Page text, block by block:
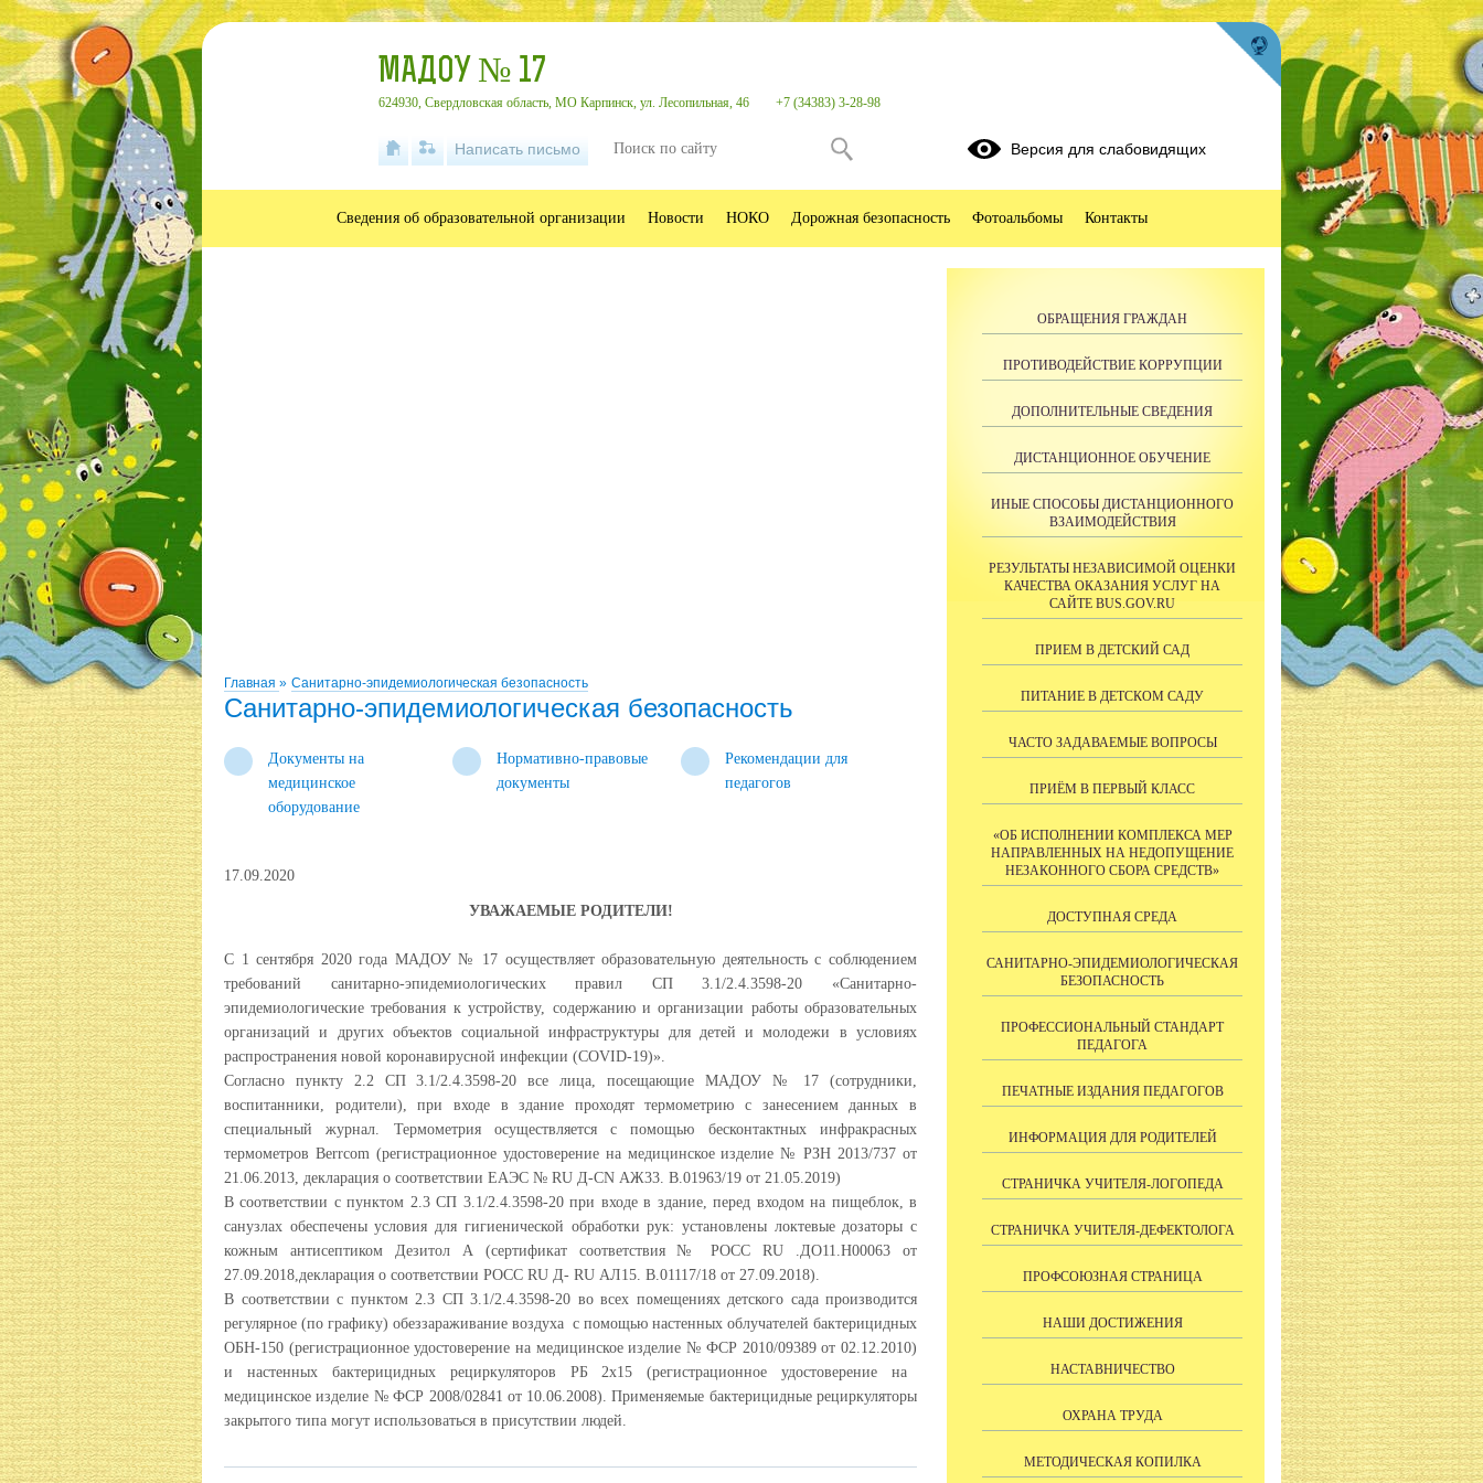
Главная » Санитарно-эпидемиологическая безопасность
Санитарно-эпидемиологическая безопасность
Документы на
медицинское
оборудование
Нормативно-правовые
документы
Рекомендации для
педагогов
17.09.2020
УВАЖАЕМЫЕ РОДИТЕЛИ!
С 1 сентября 2020 года МАДОУ № 17 осуществляет образовательную деятельность с соблюдением
требований санитарно-эпидемиологических правил СП 3.1/2.4.3598-20 «Санитарно-
эпидемиологические требования к устройству, содержанию и организации работы образовательных
организаций и других объектов социальной инфраструктуры для детей и молодежи в условиях
распространения новой коронавирусной инфекции (COVID-19)».
Согласно пункту 2.2 СП 3.1/2.4.3598-20 все лица, посещающие МАДОУ № 17 (сотрудники,
воспитанники, родители), при входе в здание проходят термометрию с занесением данных в
специальный журнал. Термометрия осуществляется с помощью бесконтактных инфракрасных
термометров Berrcom (регистрационное удостоверение на медицинское изделие № РЗН 2013/737 от
21.06.2013, декларация о соответствии ЕАЭС № RU Д-CN АЖ33. В.01963/19 от 21.05.2019)
В соответствии с пунктом 2.3 СП 3.1/2.4.3598-20 при входе в здание, перед входом на пищеблок, в
санузлах обеспечены условия для гигиенической обработки рук: установлены локтевые дозаторы с
кожным антисептиком Дезитол А (сертификат соответствия № РОССRU .ДО11.Н00063 от
27.09.2018,декларация о соответствии РОСС RU Д- RU АЛ15. В.01117/18 от 27.09.2018).
В соответствии с пунктом 2.3 СП 3.1/2.4.3598-20 во всех помещениях детского сада производится
регулярное (по графику) обеззараживание воздуха с помощью настенных облучателей бактерицидных
ОБН-150 (регистрационное удостоверение на медицинское изделие № ФСР 2010/09389 от 02.12.2010)
и настенных бактерицидных рециркуляторов РБ 2х15(регистрационное удостоверение на
медицинское изделие № ФСР 2008/02841 от 10.06.2008). Применяемые бактерицидные рециркуляторы
закрытого типа могут использоваться в присутствии людей.
ОБРАЩЕНИЯ ГРАЖДАН
ПРОТИВОДЕЙСТВИЕ КОРРУПЦИИ
ДОПОЛНИТЕЛЬНЫЕ СВЕДЕНИЯ
ДИСТАНЦИОННОЕ ОБУЧЕНИЕ
ИНЫЕ СПОСОБЫ ДИСТАНЦИОННОГО
ВЗАИМОДЕЙСТВИЯ
РЕЗУЛЬТАТЫ НЕЗАВИСИМОЙ ОЦЕНКИ
КАЧЕСТВА ОКАЗАНИЯ УСЛУГ НА
САЙТE BUS.GOV.RU
ПРИЕМ В ДЕТСКИЙ САД
ПИТАНИЕ В ДЕТСКОМ САДУ
ЧАСТО ЗАДАВАЕМЫЕ ВОПРОСЫ
ПРИЁМ В ПЕРВЫЙ КЛАСС
«ОБ ИСПОЛНЕНИИ КОМПЛЕКСА МЕР
НАПРАВЛЕННЫХ НА НЕДОПУЩЕНИЕ
НЕЗАКОННОГО СБОРА СРЕДСТВ»
ДОСТУПНАЯ СРЕДА
САНИТАРНО-ЭПИДЕМИОЛОГИЧЕСКАЯ
БЕЗОПАСНОСТЬ
ПРОФЕССИОНАЛЬНЫЙ СТАНДАРТ
ПЕДАГОГА
ПЕЧАТНЫЕ ИЗДАНИЯ ПЕДАГОГОВ
ИНФОРМАЦИЯ ДЛЯ РОДИТЕЛЕЙ
СТРАНИЧКА УЧИТЕЛЯ-ЛОГОПЕДА
СТРАНИЧКА УЧИТЕЛЯ-ДЕФЕКТОЛОГА
ПРОФСОЮЗНАЯ СТРАНИЦА
НАШИ ДОСТИЖЕНИЯ
НАСТАВНИЧЕСТВО
ОХРАНА ТРУДА
МЕТОДИЧЕСКАЯ КОПИЛКА
МАДОУ № 17
624930, Свердловская область, МО Карпинск, ул. Лесопильная, 46 +7 (34383) 3-28-98
Написать письмо Версия для слабовидящих
Сведения об образовательной организации Новости НОКО Дорожная безопасность Фотоальбомы Контакты